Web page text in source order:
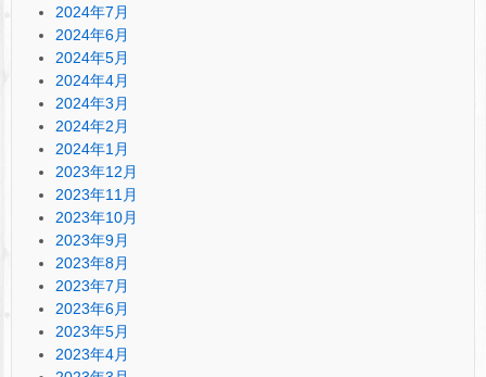
2024年7月
2024年6月
2024年5月
2024年4月
2024年3月
2024年2月
2024年1月
2023年12月
2023年11月
2023年10月
2023年9月
2023年8月
2023年7月
2023年6月
2023年5月
2023年4月